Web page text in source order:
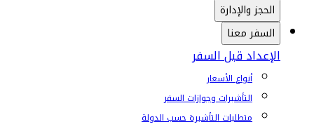
الحجز والإدارة
السفر معنا
الإعداد قبل السفر
أنواع الأسعار
التأشيرات وجوازات السفر
متطلبات التأشيرة حسب الدولة